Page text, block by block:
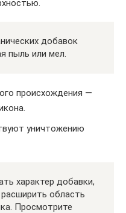
добавок
пыль или мел.
происхождения —
уничтожению
характер добавки,
область
Просмотрите